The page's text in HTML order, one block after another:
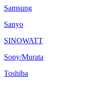
Samsung
Sanyo
SINOWATT
Sony/Murata
Toshiba